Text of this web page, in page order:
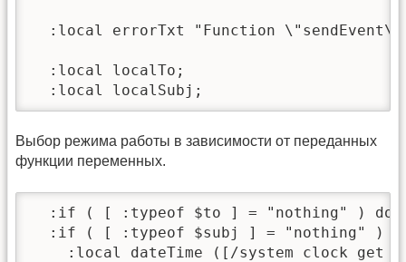
:local errorTxt "Function
  :local localTo;
  :local localSubj;
Выбор режима работы в зависимости от переданных
функции переменных.
:if ( [ :typeof $to ] = "nothing" )
:if ( [ :typeof $subj ] = "nothing" )
:local dateTime ([/system clock get